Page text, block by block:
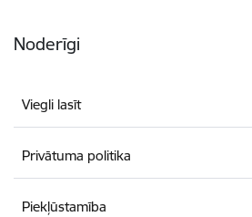
Noderīgi
Viegli lasīt
Privātuma politika
Piekļūstamība